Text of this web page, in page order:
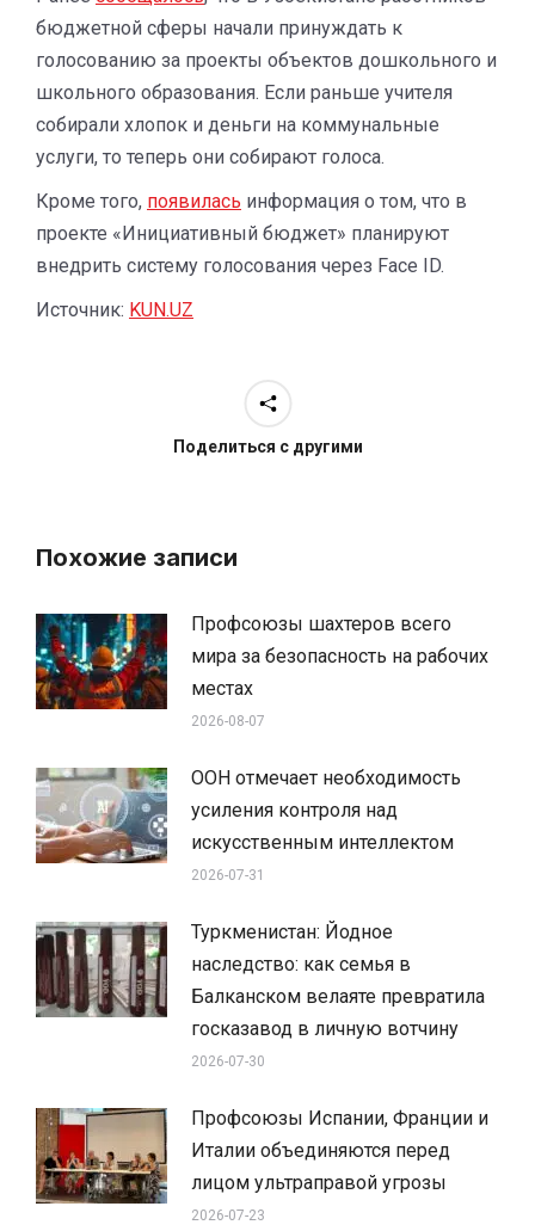
бюджетной сферы начали принуждать к
голосованию за проекты объектов дошкольного и
школьного образования. Если раньше учителя
собирали хлопок и деньги на коммунальные
услуги, то теперь они собирают голоса.
Кроме того, появилась информация о том, что в
проекте «Инициативный бюджет» планируют
внедрить систему голосования через Face ID.
Источник: KUN.UZ
Поделиться с другими
Похожие записи
Профсоюзы шахтеров всего
мира за безопасность на рабочих
местах
2026-08-07
ООН отмечает необходимость
усиления контроля над
искусственным интеллектом
2026-07-31
Туркменистан: Йодное
наследство: как семья в
Балканском велаяте превратила
госказавод в личную вотчину
2026-07-30
Профсоюзы Испании, Франции и
Италии объединяются перед
лицом ультраправой угрозы
2026-07-23